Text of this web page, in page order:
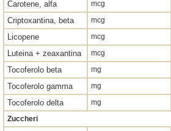
Carotene, alfa mcg
Criptoxantina, beta mcg
Licopene mcg
Luteina + zeaxantina mcg
Tocoferolo beta mg
Tocoferolo gamma mg
Tocoferolo delta mg
Zuccheri